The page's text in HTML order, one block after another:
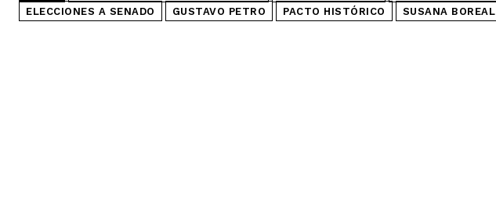
ELECCIONES A SENADO
GUSTAVO PETRO PACTO HISTÓRICO SUSANA BOREAL